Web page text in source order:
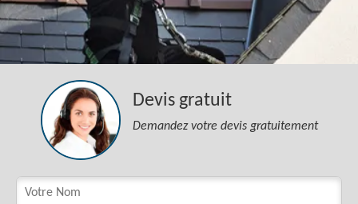
Devis gratuit
Demandez votre devis gratuitement